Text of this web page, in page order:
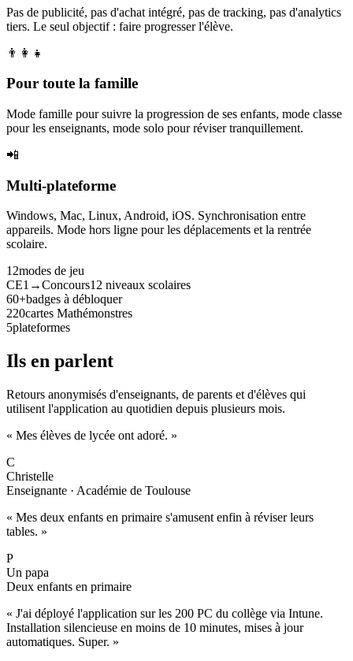
Pas de publicité, pas d'achat intégré, pas de tracking, pas d'analytics
tiers. Le seul objectif : faire progresser l'élève.
👨‍👩‍👧
Pour toute la famille
Mode famille pour suivre la progression de ses enfants, mode classe
pour les enseignants, mode solo pour réviser tranquillement.
📲
Multi-plateforme
Windows, Mac, Linux, Android, iOS. Synchronisation entre
appareils. Mode hors ligne pour les déplacements et la rentrée
scolaire.
12modes de jeu
CE1→Concours12 niveaux scolaires
60+badges à débloquer
220cartes Mathémonstres
5plateformes
Ils en parlent
Retours anonymisés d'enseignants, de parents et d'élèves qui
utilisent l'application au quotidien depuis plusieurs mois.
« Mes élèves de lycée ont adoré. »
C
Christelle
Enseignante · Académie de Toulouse
« Mes deux enfants en primaire s'amusent enfin à réviser leurs
tables. »
P
Un papa
Deux enfants en primaire
« J'ai déployé l'application sur les 200 PC du collège via Intune.
Installation silencieuse en moins de 10 minutes, mises à jour
automatiques. Super. »